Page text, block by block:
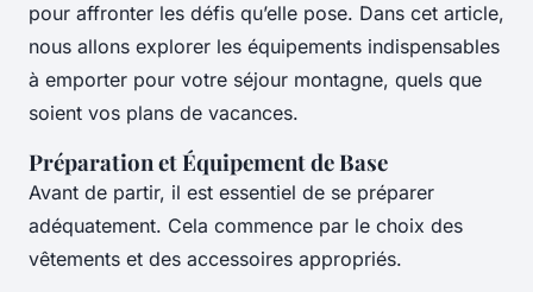
pour affronter les défis qu’elle pose. Dans cet article,
nous allons explorer les équipements indispensables
à emporter pour votre séjour montagne, quels que
soient vos plans de vacances.
Préparation et Équipement de Base
Avant de partir, il est essentiel de se préparer
adéquatement. Cela commence par le choix des
vêtements et des accessoires appropriés.